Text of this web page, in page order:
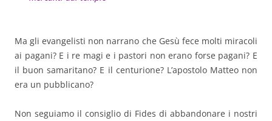
Ma gli evangelisti non narrano che Gesù fece molti miracoli
ai pagani? E i re magi e i pastori non erano forse pagani? E
il buon samaritano? E il centurione? L’apostolo Matteo non
era un pubblicano?
Non seguiamo il consiglio di Fides di abbandonare i nostri